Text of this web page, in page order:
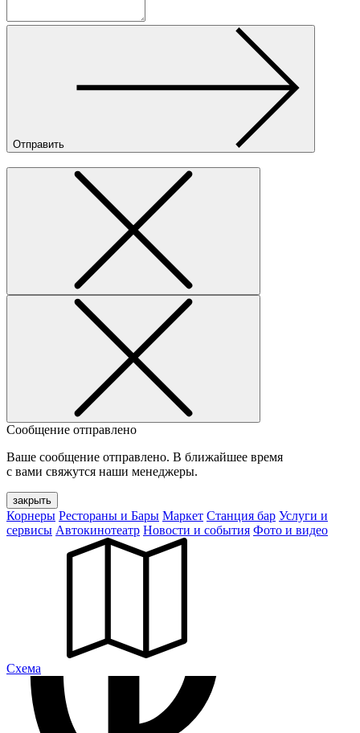
Отправить
Сообщение отправлено
Ваше сообщение отправлено. В ближайшее время
с вами свяжутся наши менеджеры.
закрыть
Корнеры Рестораны и Бары Маркет Станция бар Услуги и
сервисы Автокинотеатр Новости и события Фото и видео
Cхема